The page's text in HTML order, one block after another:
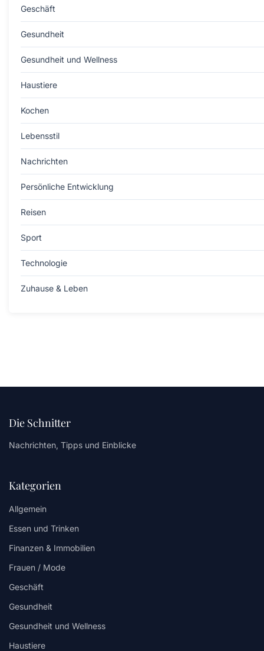
Geschäft
Gesundheit
Gesundheit und Wellness
Haustiere
Kochen
Lebensstil
Nachrichten
Persönliche Entwicklung
Reisen
Sport
Technologie
Zuhause & Leben
Die Schnitter
Nachrichten, Tipps und Einblicke
Kategorien
Allgemein
Essen und Trinken
Finanzen & Immobilien
Frauen / Mode
Geschäft
Gesundheit
Gesundheit und Wellness
Haustiere